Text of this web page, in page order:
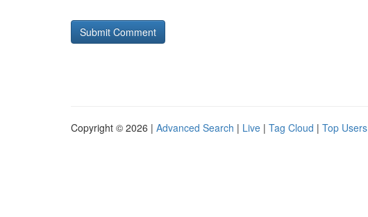
Copyright © 2026 | Advanced Search | Live | Tag Cloud | Top Users